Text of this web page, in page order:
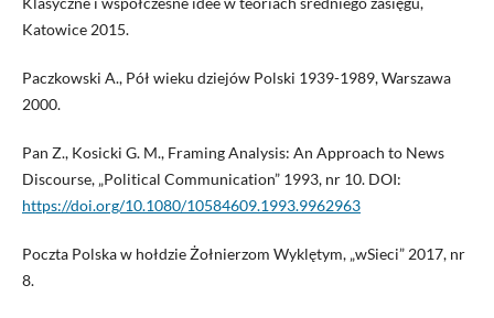
Katowice 2015.
Paczkowski A., Pół wieku dziejów Polski 1939-1989, Warszawa
2000.
Pan Z., Kosicki G. M., Framing Analysis: An Approach to News
Discourse, „Political Communication” 1993, nr 10. DOI:
https://doi.org/10.1080/10584609.1993.9962963
Poczta Polska w hołdzie Żołnierzom Wyklętym, „wSieci” 2017, nr
8.